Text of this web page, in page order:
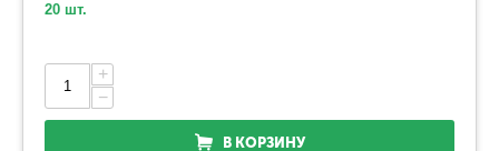
20 шт.
+
−
В КОРЗИНУ